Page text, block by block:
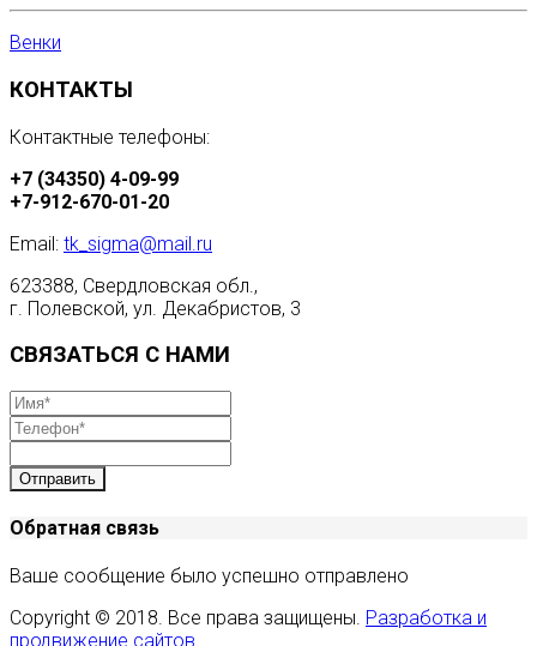
Венки
КОНТАКТЫ
Контактные телефоны:
+7 (34350) 4-09-99
+7-912-670-01-20
Email: tk_sigma@mail.ru
623388, Свердловская обл.,
г. Полевской, ул. Декабристов, 3
СВЯЗАТЬСЯ С НАМИ
Отправить
Обратная связь
Ваше сообщение было успешно отправлено
Copyright © 2018. Все права защищены. Разработка и
продвижение сайтов